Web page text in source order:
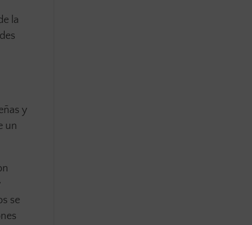
la
y
un
se